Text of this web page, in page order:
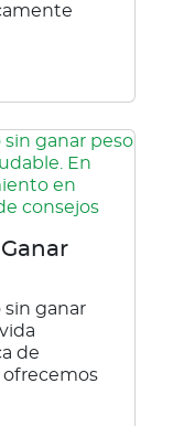
sin ganar
de
ofrecemos